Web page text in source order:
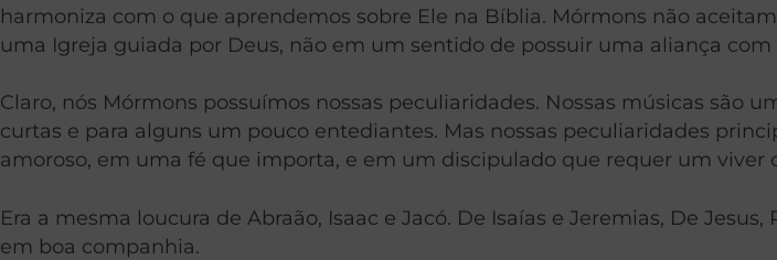
harmoniza com o que aprendemos sobre Ele na Bíblia. Mórmons não
uma Igreja guiada por Deus, não em um sentido de possuir uma aliança
Claro, nós Mórmons possuímos nossas peculiaridades. Nossas músicas são
curtas e para alguns um pouco entediantes. Mas nossas peculiaridades
amoroso, em uma fé que importa, e em um discipulado que requer um viver
Era a mesma loucura de Abraão, Isaac e Jacó. De Isaías e Jeremias, De
em boa companhia.